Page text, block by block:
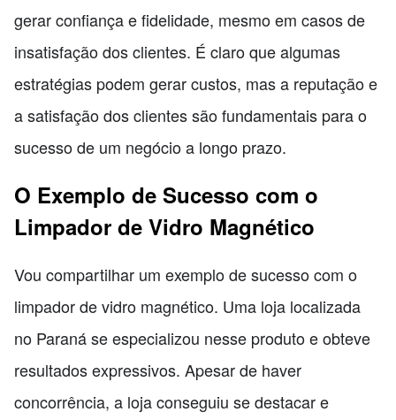
gerar confiança e fidelidade, mesmo em casos de
insatisfação dos clientes. É claro que algumas
estratégias podem gerar custos, mas a reputação e
a satisfação dos clientes são fundamentais para o
sucesso de um negócio a longo prazo.
O Exemplo de Sucesso com o
Limpador de Vidro Magnético
Vou compartilhar um exemplo de sucesso com o
limpador de vidro magnético. Uma loja localizada
no Paraná se especializou nesse produto e obteve
resultados expressivos. Apesar de haver
concorrência, a loja conseguiu se destacar e